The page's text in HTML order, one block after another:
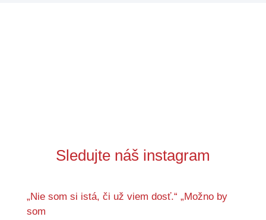
Sledujte náš instagram
„Nie som si istá, či už viem dosť.“ „Možno by
som